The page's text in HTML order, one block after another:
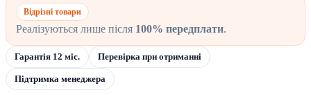
Відрізні товари
Реалізуються лише після 100% передплати.
Гарантія 12 міс. Перевірка при отриманні
Підтримка менеджера